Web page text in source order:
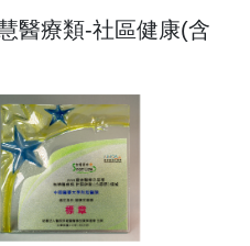
醫療類-社區健康(含